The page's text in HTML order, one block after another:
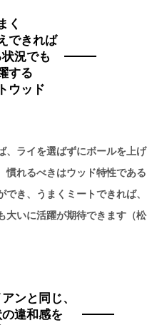
く
できれば
況でも
する
ウッド
、ライを選ばずにボールを上げ
慣れるべきはウッド特性である
き、うまくミートできれば、
大いに活躍が期待できます（松
ンと同じ、
違和感を